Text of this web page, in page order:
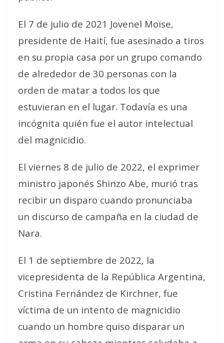
El 7 de julio de 2021 Jovenel Moïse,
presidente de Haití, fue asesinado a tiros
en su propia casa por un grupo comando
de alrededor de 30 personas con la
orden de matar a todos los que
estuvieran en el lugar. Todavía es una
incógnita quién fue el autor intelectual
del magnicidio.
El viernes 8 de julio de 2022, el exprimer
ministro japonés Shinzo Abe, murió tras
recibir un disparo cuando pronunciaba
un discurso de campaña en la ciudad de
Nara.
El 1 de septiembre de 2022, la
vicepresidenta de la República Argentina,
Cristina Fernández de Kirchner, fue
víctima de un intento de magnicidio
cuando un hombre quiso disparar un